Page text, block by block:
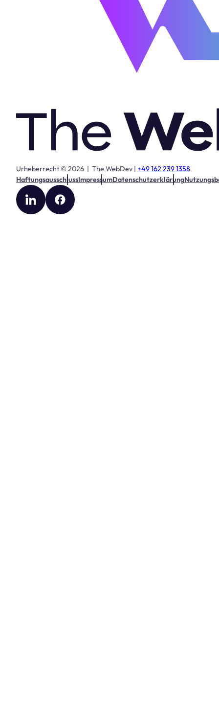
Urheberrecht © 2026 | The WebDev | +49 162 239 1358
HaftungsausschlussImpressumDatenschutzerklärung